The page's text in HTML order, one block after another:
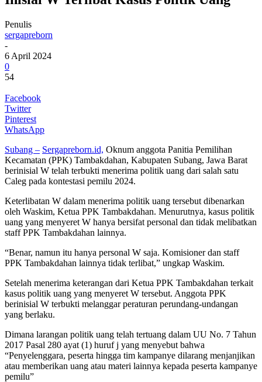
Penulis
sergapreborn
-
6 April 2024
0
54
Facebook
Twitter
Pinterest
WhatsApp
Subang – Sergapreborn.id, Oknum anggota Panitia Pemilihan
Kecamatan (PPK) Tambakdahan, Kabupaten Subang, Jawa Barat
berinisial W telah terbukti menerima politik uang dari salah satu
Caleg pada kontestasi pemilu 2024.
Keterlibatan W dalam menerima politik uang tersebut dibenarkan
oleh Waskim, Ketua PPK Tambakdahan. Menurutnya, kasus politik
uang yang menyeret W hanya bersifat personal dan tidak melibatkan
staff PPK Tambakdahan lainnya.
“Benar, namun itu hanya personal W saja. Komisioner dan staff
PPK Tambakdahan lainnya tidak terlibat,” ungkap Waskim.
Setelah menerima keterangan dari Ketua PPK Tambakdahan terkait
kasus politik uang yang menyeret W tersebut. Anggota PPK
berinisial W terbukti melanggar peraturan perundang-undangan
yang berlaku.
Dimana larangan politik uang telah tertuang dalam UU No. 7 Tahun
2017 Pasal 280 ayat (1) huruf j yang menyebut bahwa
“Penyelenggara, peserta hingga tim kampanye dilarang menjanjikan
atau memberikan uang atau materi lainnya kepada peserta kampanye
pemilu”